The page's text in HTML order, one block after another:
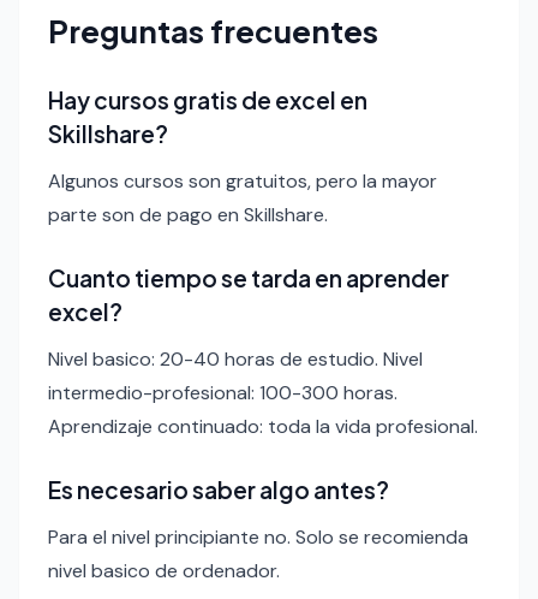
Preguntas frecuentes
Hay cursos gratis de excel en
Skillshare?
Algunos cursos son gratuitos, pero la mayor
parte son de pago en Skillshare.
Cuanto tiempo se tarda en aprender
excel?
Nivel basico: 20-40 horas de estudio. Nivel
intermedio-profesional: 100-300 horas.
Aprendizaje continuado: toda la vida profesional.
Es necesario saber algo antes?
Para el nivel principiante no. Solo se recomienda
nivel basico de ordenador.